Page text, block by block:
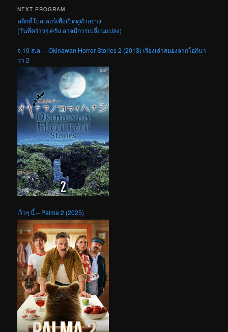
NEXT PROGRAM
คลิกที่โปสเตอร์เพื่อเปิดดูตัวอย่าง
(วันที่คร่าวๆ ครับ อาจมีการเปลี่ยนแปลง)
จ 10 ส.ค. – Okinawan Horror Stories 2 (2013) เรื่องเล่าสยองจากโอกินา
ว่า 2
เร็วๆ นี้ – Palma 2 (2025)